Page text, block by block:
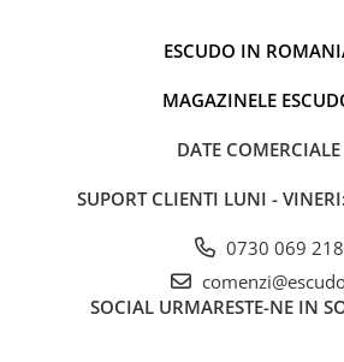
ESCUDO IN
MAGAZINELE
DATE COMERCIALE
SUPORT CLIENTI LUNI -
0730 069 218
SOCIAL URMARESTE-NE IN